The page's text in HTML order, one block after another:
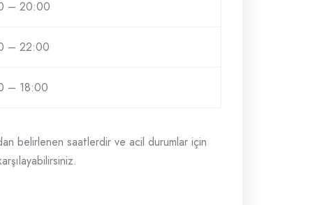
– 20:00
– 22:00
– 18:00
belirlenen saatlerdir ve acil durumlar için